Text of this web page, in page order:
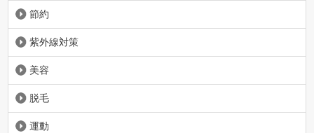
節約
紫外線対策
美容
脱毛
運動